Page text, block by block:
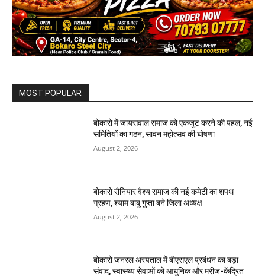
MOST POPULAR
बोकारो में जायसवाल समाज को एकजुट करने की पहल, नई
समितियों का गठन, सावन महोत्सव की घोषणा
August 2, 2026
बोकारो रौनियार वैश्य समाज की नई कमेटी का शपथ
ग्रहण, श्याम बाबू गुप्ता बने जिला अध्यक्ष
August 2, 2026
बोकारो जनरल अस्पताल में बीएसएल प्रबंधन का बड़ा
संवाद, स्वास्थ्य सेवाओं को आधुनिक और मरीज-केंद्रित